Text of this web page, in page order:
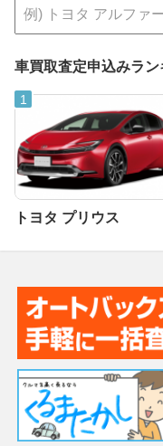
車買取査定申込みラン
トヨタ プリウス